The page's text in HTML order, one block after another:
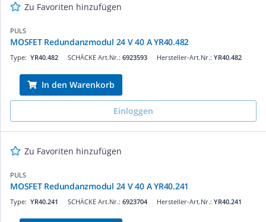
Zu Favoriten hinzufügen
PULS
MOSFET Redundanzmodul 24 V 40 A YR40.482
SCHÄCKE Art.Nr.: 6923593
Type: YR40.482 Hersteller-Art.Nr.: YR40.482
In den Warenkorb
Einloggen
Zu Favoriten hinzufügen
PULS
MOSFET Redundanzmodul 24 V 40 A YR40.241
SCHÄCKE Art.Nr.: 6923704
Type: YR40.241 Hersteller-Art.Nr.: YR40.241